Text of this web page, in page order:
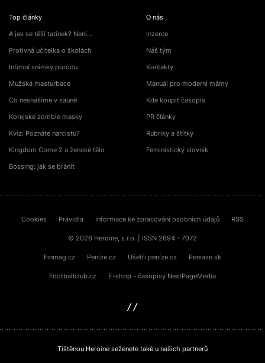
Top články
A jak se těší tatínek? Není…
Protivná učitelka o školách
Intimní snímky porodu
Mužská masturbace
Co nesnášíme v sauně
Korejské zombie masky
Kvíz: Poznáte narcistu?
Kingdom Come 2 a ženské tělo
Bossing: jak se bránit
O nás
Inzerce
Náš tým
Kontakty
Manuál pro moderní mámy
Kde koupit časopis
PR články
Rubriky a štítky
Feministický slovník
Cookies Pravidla Informace ke zpracování osobních údajů RSS
© 2026 Heroine, s.r.o. | ISSN 2694 - 7072
Finmag.cz Peníze.cz Ušetři.peníze.cz Peniaze.sk
Footballclub.cz E-shop - časopisy NextPageMedia
Tištěnou Heroine seženete také u našich partnerů